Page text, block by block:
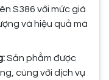
S386 với mức giá
và hiệu quả mà
Sản phẩm được
cùng với dịch vụ